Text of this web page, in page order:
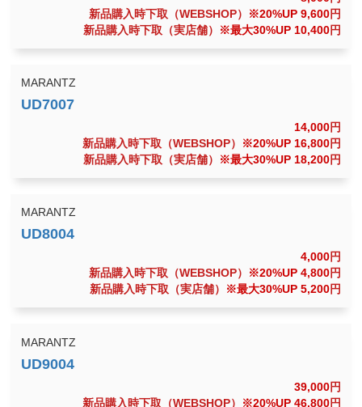
新品購入時下取（WEBSHOP）
※20%UP 9,600円
新品購入時下取（実店舗）
※最大30%UP 10,400円
MARANTZ
14,000円
新品購入時下取（WEBSHOP）
※20%UP 16,800円
新品購入時下取（実店舗）
※最大30%UP 18,200円
MARANTZ
4,000円
新品購入時下取（WEBSHOP）
※20%UP 4,800円
新品購入時下取（実店舗）
※最大30%UP 5,200円
MARANTZ
39,000円
新品購入時下取（WEBSHOP）
※20%UP 46,800円